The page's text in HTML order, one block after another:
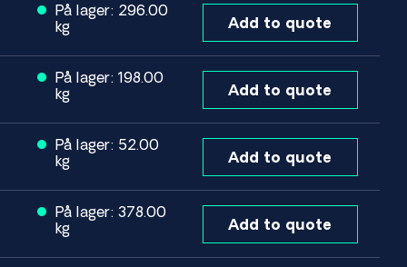
På lager: 296.00
kg
Add to quote
På lager: 198.00
kg
Add to quote
På lager: 52.00
kg
Add to quote
På lager: 378.00
kg
Add to quote